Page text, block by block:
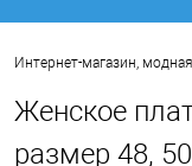
Интернет-магазин,
Женское
размер 48,